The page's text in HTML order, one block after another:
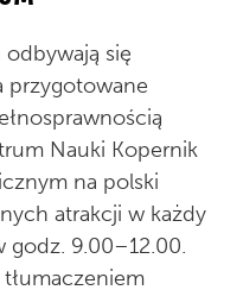
się
przygotowane
Nauki Kopernik
na polski
atrakcji w każdy
godz. 9.00–12.00.